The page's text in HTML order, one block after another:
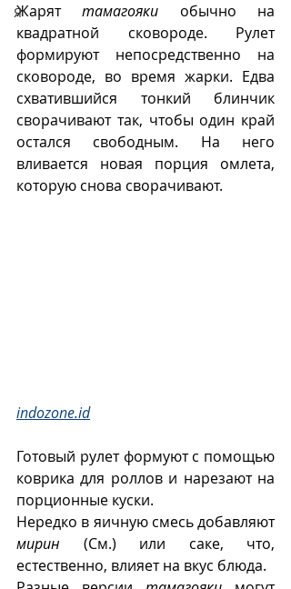
ЯЖарят тамагояки обычно на
квадратной сковороде. Рулет
формируют непосредственно на
сковороде, во время жарки. Едва
схватившийся тонкий блинчик
сворачивают так, чтобы один край
остался свободным. На него
вливается новая порция омлета,
которую снова сворачивают.
indozone.id
Готовый рулет формуют с помощью
коврика для роллов и нарезают на
порционные куски.
Нередко в яичную смесь добавляют
мирин (См.) или саке, что,
естественно, влияет на вкус блюда.